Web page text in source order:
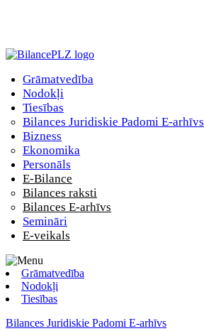
Grāmatvedība
Nodokļi
Tiesības
Bilances Juridiskie Padomi E-arhīvs
Bizness
Ekonomika
Personāls
E-Bilance
Bilances raksti
Bilances E-arhīvs
Semināri
E-veikals
Grāmatvedība
Nodokļi
Tiesības
Bilances Juridiskie Padomi E-arhīvs